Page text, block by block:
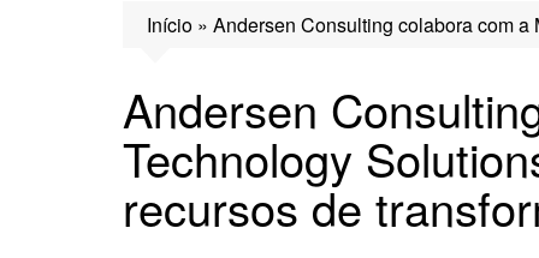
Início » Andersen Consulting colabora com a
Andersen
Technology
recursos de